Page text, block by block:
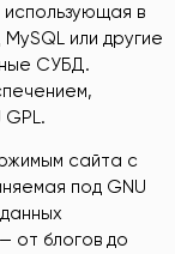
в
или другие
СУБД.
сайта с
под GNU
от блогов до